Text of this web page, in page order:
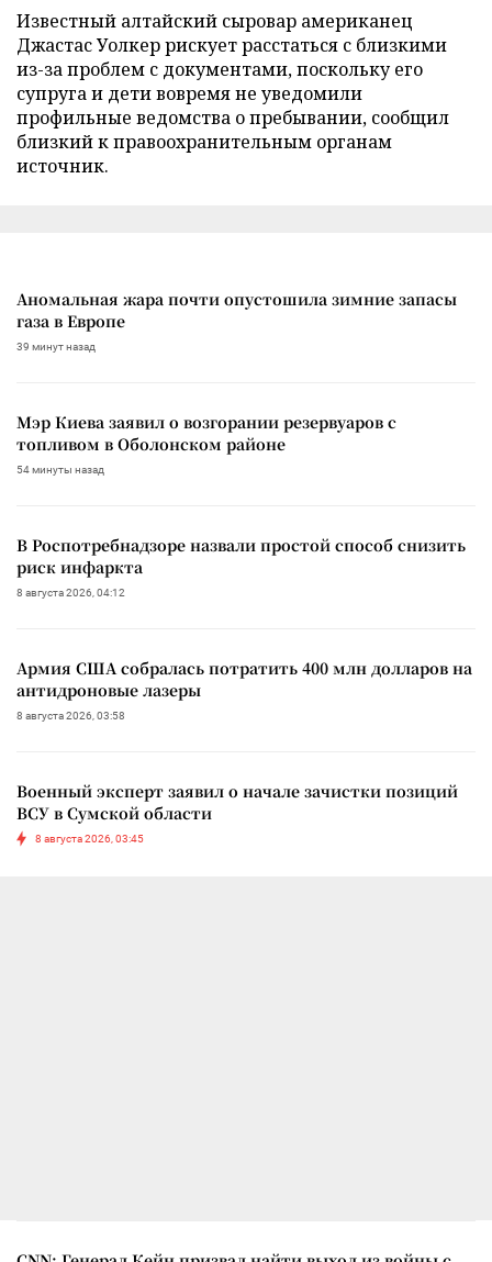
Известный алтайский сыровар американец
Джастас Уолкер рискует расстаться с близкими
из-за проблем с документами, поскольку его
супруга и дети вовремя не уведомили
профильные ведомства о пребывании, сообщил
близкий к правоохранительным органам
источник.
Аномальная жара почти опустошила зимние запасы
газа в Европе
39 минут назад
Мэр Киева заявил о возгорании резервуаров с
топливом в Оболонском районе
54 минуты назад
В Роспотребнадзоре назвали простой способ снизить
риск инфаркта
8 августа 2026, 04:12
Армия США собралась потратить 400 млн долларов на
антидроновые лазеры
8 августа 2026, 03:58
Военный эксперт заявил о начале зачистки позиций
ВСУ в Сумской области
8 августа 2026, 03:45